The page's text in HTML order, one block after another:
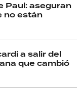
Paul: aseguran
no están
a salir del
que cambió